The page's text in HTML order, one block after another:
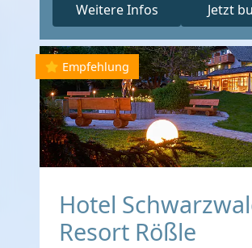
Weitere Infos Jetzt
Empfehlung
Hotel
Resort Rößle